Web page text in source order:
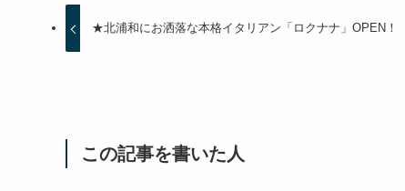
★北浦和にお洒落な本格イタリアン「ロクナナ」OPEN！
この記事を書いた人